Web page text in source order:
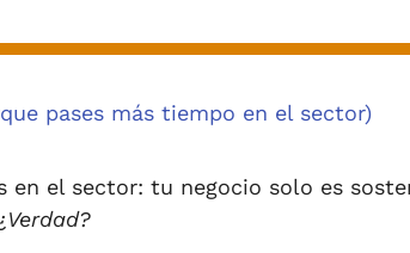
pases más tiempo en el sector)
en el sector: tu negocio solo es